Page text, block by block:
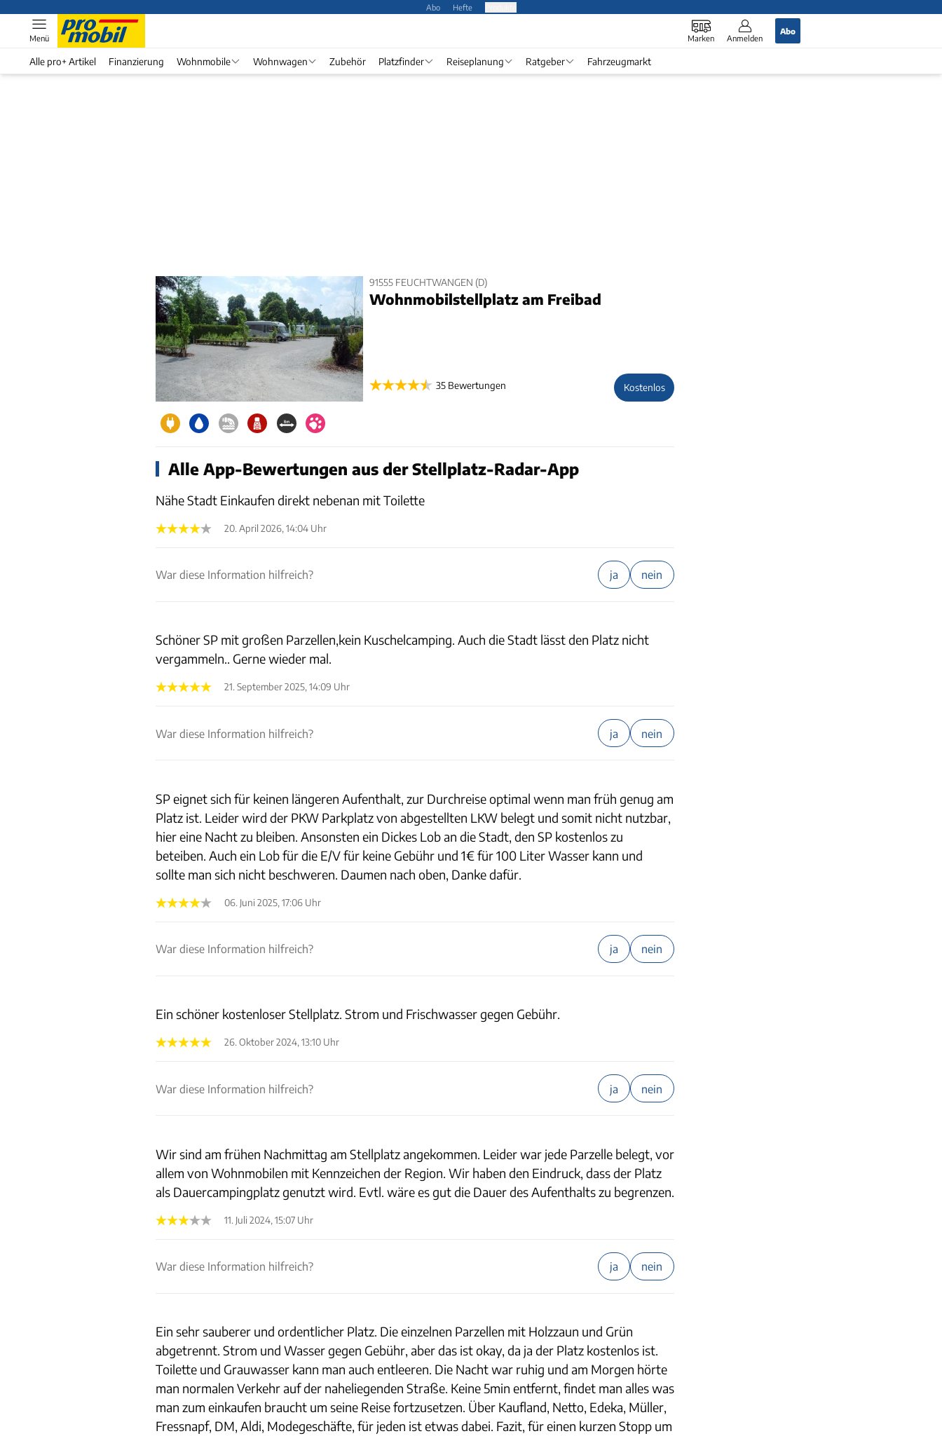
Abo Hefte
Marken Anmelden
Abo
Menü
Alle pro+ Artikel Finanzierung Wohnmobile Wohnwagen Zubehör Platzfinder Reiseplanung Ratgeber Fahrzeugmarkt
91555 FEUCHTWANGEN (D)
Wohnmobilstellplatz am Freibad
35 Bewertungen Kostenlos
Alle App-Bewertungen aus der Stellplatz-Radar-App
Nähe Stadt Einkaufen direkt nebenan mit Toilette
20. April 2026, 14:04 Uhr
War diese Information hilfreich? ja nein
Schöner SP mit großen Parzellen,kein Kuschelcamping. Auch die Stadt lässt den Platz nicht
vergammeln.. Gerne wieder mal.
21. September 2025, 14:09 Uhr
War diese Information hilfreich? ja nein
SP eignet sich für keinen längeren Aufenthalt, zur Durchreise optimal wenn man früh genug am
Platz ist. Leider wird der PKW Parkplatz von abgestellten LKW belegt und somit nicht nutzbar,
hier eine Nacht zu bleiben. Ansonsten ein Dickes Lob an die Stadt, den SP kostenlos zu
beteiben. Auch ein Lob für die E/V für keine Gebühr und 1€ für 100 Liter Wasser kann und
sollte man sich nicht beschweren. Daumen nach oben, Danke dafür.
06. Juni 2025, 17:06 Uhr
War diese Information hilfreich? ja nein
Ein schöner kostenloser Stellplatz. Strom und Frischwasser gegen Gebühr.
26. Oktober 2024, 13:10 Uhr
War diese Information hilfreich? ja nein
Wir sind am frühen Nachmittag am Stellplatz angekommen. Leider war jede Parzelle belegt, vor
allem von Wohnmobilen mit Kennzeichen der Region. Wir haben den Eindruck, dass der Platz
als Dauercampingplatz genutzt wird. Evtl. wäre es gut die Dauer des Aufenthalts zu begrenzen.
11. Juli 2024, 15:07 Uhr
War diese Information hilfreich? ja nein
Ein sehr sauberer und ordentlicher Platz. Die einzelnen Parzellen mit Holzzaun und Grün
abgetrennt. Strom und Wasser gegen Gebühr, aber das ist okay, da ja der Platz kostenlos ist.
Toilette und Grauwasser kann man auch entleeren. Die Nacht war ruhig und am Morgen hörte
man normalen Verkehr auf der naheliegenden Straße. Keine 5min entfernt, findet man alles was
man zum einkaufen braucht um seine Reise fortzusetzen. Über Kaufland, Netto, Edeka, Müller,
Fressnapf, DM, Aldi, Modegeschäfte, für jeden ist etwas dabei. Fazit, für einen kurzen Stopp um